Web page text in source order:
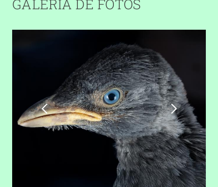
GALERIA DE FOTOS